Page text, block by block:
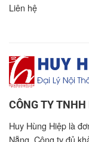
Liên hệ
CÔNG TY
Huy Hùng Hiệp là
Nẵng. Công ty đủ